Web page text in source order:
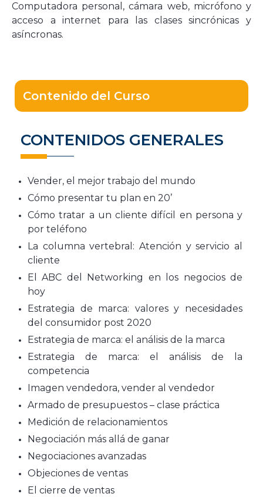
Computadora personal ,cámara web, micrófonoy
acceso a internet para las clases sincrónicas y
asíncronas.
Contenido del Curso
CONTENIDOS GENERALES
Vender, el mejor trabajo del mundo
Cómo presentar tu plan en 20’
Cómo tratar a un cliente difícil en persona y
por teléfono
La columna vertebral: Atención y servicio al
cliente
El ABC del Networking en los negocios de
hoy
Estrategia de marca: valores y necesidades
del consumidor post 2020
Estrategia de marca: el análisis de la marca
Estrategia de marca: el análisis de la
competencia
Imagen vendedora, vender al vendedor
Armado de presupuestos – clase práctica
Medición de relacionamientos
Negociación más allá de ganar
Negociaciones avanzadas
Objeciones de ventas
El cierre de ventas